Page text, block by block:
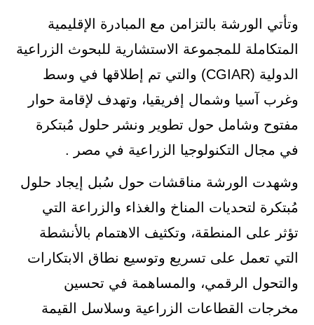
وتأتي الورشة بالتزامن مع المبادرة الإقليمية
المتكاملة للمجموعة الاستشارية للبحوث الزراعية
الدولية (CGIAR) والتي تم إطلاقها في وسط
وغرب آسيا وشمال إفريقيا، وتهدف لإقامة حوار
مفتوح وشامل حول تطوير ونشر حلول مُبتكرة
في مجال التكنولوجيا الزراعية في مصر .
وشهدت الورشة مناقشات حول سُبل إيجاد حلول
مُبتكرة لتحديات المناخ والغذاء والزراعة التي
تؤثر على المنطقة، وتكثيف الاهتمام بالأنشطة
التي تعمل على تسريع وتوسيع نطاق الابتكارات
والتحول الرقمي، والمساهمة في تحسين
مخرجات القطاعات الزراعية وسلاسل القيمة